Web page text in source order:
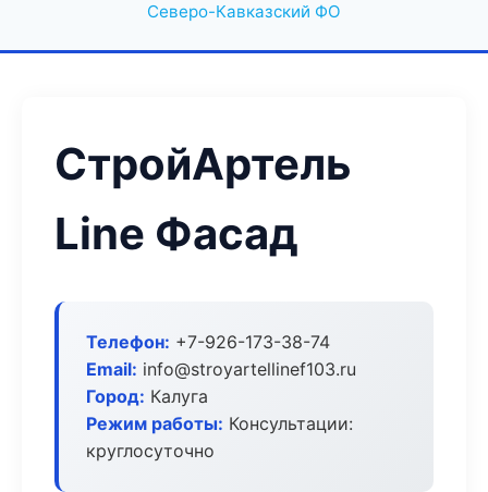
Северо-Кавказский ФО
СтройАртель
Line Фасад
Телефон: +7-926-173-38-74
Email: info@stroyartellinef103.ru
Город: Калуга
Режим работы: Консультации:
круглосуточно